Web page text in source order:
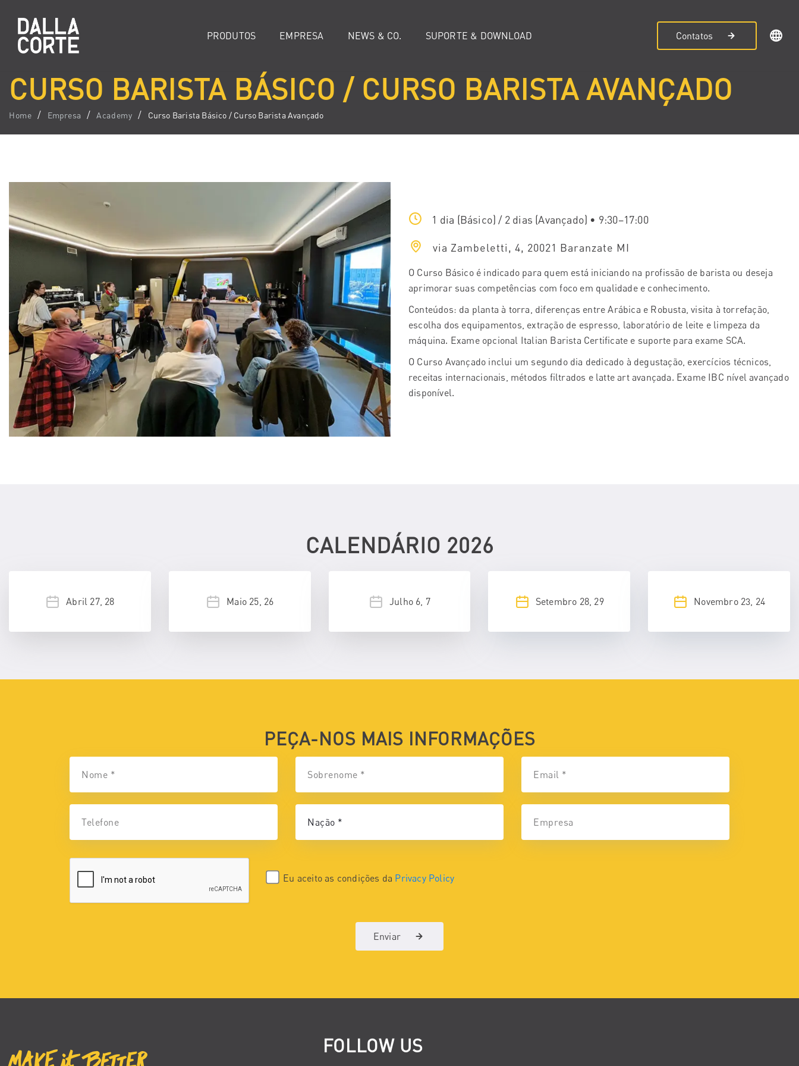
PRODUTOS EMPRESA NEWS & CO. SUPORTE & DOWNLOAD Contatos
CURSO BARISTA BÁSICO / CURSO BARISTA AVANÇADO
Home Empresa Academy Curso Barista Básico / Curso Barista Avançado
1 dia (Básico) / 2 dias (Avançado) • 9:30–17:00
via Zambeletti, 4, 20021 Baranzate MI
O Curso Básico é indicado para quem está iniciando na profissão de barista ou deseja
aprimorar suas competências com foco em qualidade e conhecimento.
Conteúdos: da planta à torra, diferenças entre Arábica e Robusta, visita à torrefação,
escolha dos equipamentos, extração de espresso, laboratório de leite e limpeza da
máquina. Exame opcional Italian Barista Certificate e suporte para exame SCA.
O Curso Avançado inclui um segundo dia dedicado à degustação, exercícios técnicos,
receitas internacionais, métodos filtrados e latte art avançada. Exame IBC nível avançado
disponível.
CALENDÁRIO 2026
Abril 27, 28 Maio 25, 26 Julho 6, 7 Setembro 28, 29 Novembro 23, 24
PEÇA-NOS MAIS INFORMAÇÕES
Eu aceito as condições da Privacy Policy
Enviar
FOLLOW US